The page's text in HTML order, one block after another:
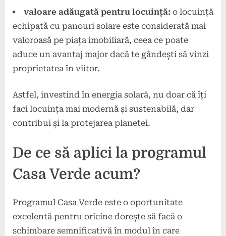
valoare adăugată pentru locuință: o locuință
echipată cu panouri solare este considerată mai
valoroasă pe piața imobiliară, ceea ce poate
aduce un avantaj major dacă te gândești să vinzi
proprietatea în viitor.
Astfel, investind în energia solară, nu doar că îți
faci locuința mai modernă și sustenabilă, dar
contribui și la protejarea planetei.
De ce să aplici la programul
Casa Verde acum?
Programul Casa Verde este o oportunitate
excelentă pentru oricine dorește să facă o
schimbare semnificativă în modul în care